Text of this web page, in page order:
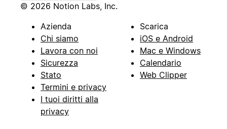
© 2026 Notion Labs, Inc.
Azienda
Chi siamo
Lavora con noi
Sicurezza
Stato
Termini e privacy
I tuoi diritti alla
privacy
Scarica
iOS e Android
Mac e Windows
Calendario
Web Clipper